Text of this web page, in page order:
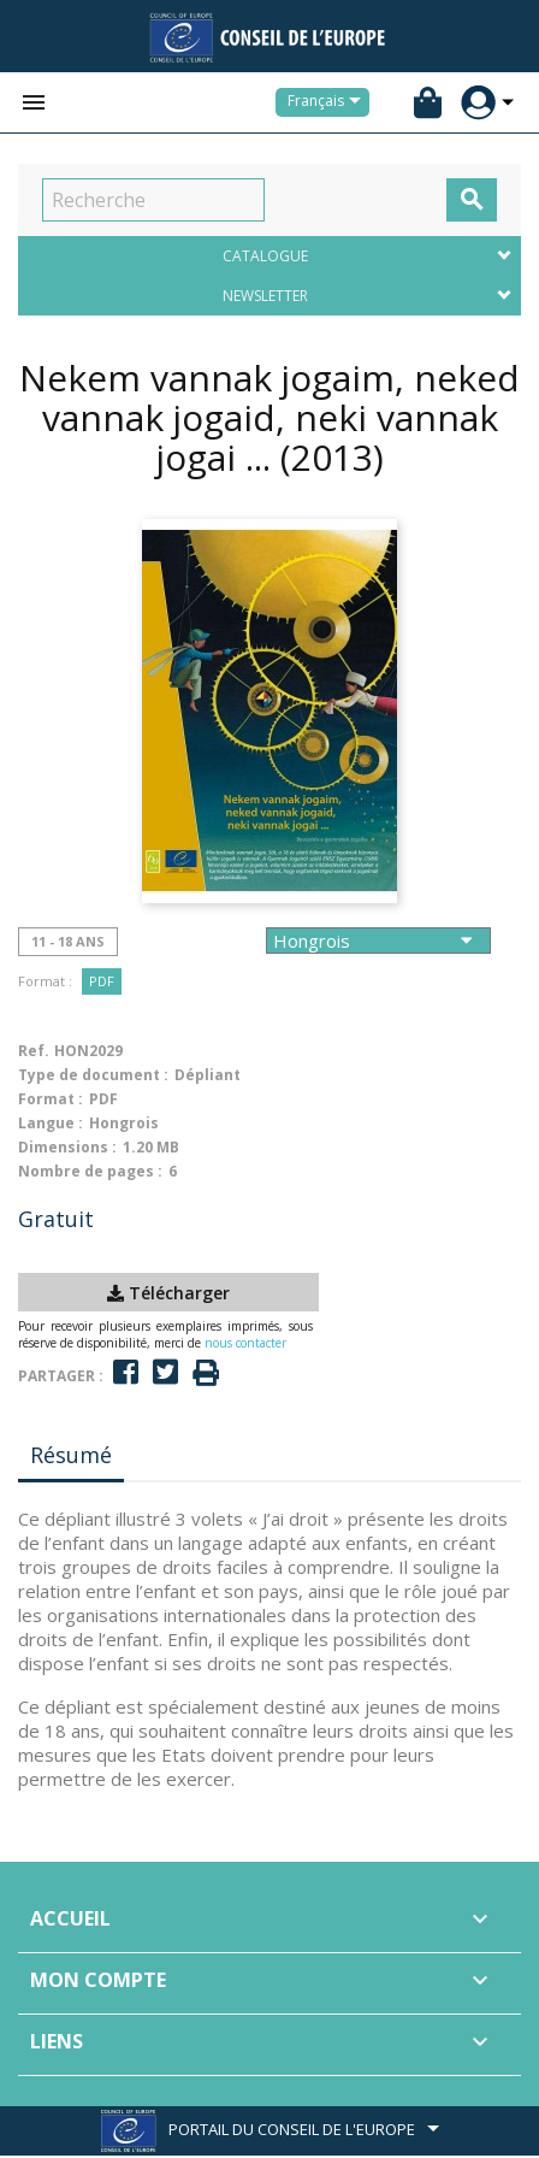
 Français

CATALOGUE
NEWSLETTER
Nekem vannak jogaim, neked
vannak jogaid, neki vannak
jogai ... (2013)
11 - 18 ANS
Format : PDF
Ref. HON2029
Type de document : Dépliant
Format : PDF
Langue : Hongrois
Dimensions : 1.20 MB
Nombre de pages : 6
Gratuit
Télécharger
Pour recevoir plusieurs exemplaires imprimés, sous
réserve de disponibilité, merci de nous contacter
PARTAGER :
Résumé
Ce dépliant illustré 3 volets « J’ai droit » présente les droits
de l’enfant dans un langage adapté aux enfants, en créant
trois groupes de droits faciles à comprendre. Il souligne la
relation entre l’enfant et son pays, ainsi que le rôle joué par
les organisations internationales dans la protection des
droits de l’enfant. Enfin, il explique les possibilités dont
dispose l’enfant si ses droits ne sont pas respectés.
Ce dépliant est spécialement destiné aux jeunes de moins
de 18 ans, qui souhaitent connaître leurs droits ainsi que les
mesures que les Etats doivent prendre pour leurs
permettre de les exercer.
ACCUEIL 
MON COMPTE 
LIENS 
PORTAIL DU CONSEIL DE L'EUROPE